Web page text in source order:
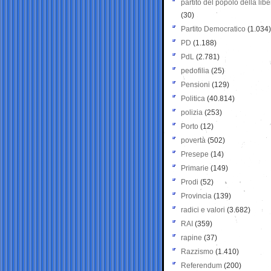
partito del popolo della
(30)
Partito Democratico (1.034)
PD (1.188)
PdL (2.781)
pedofilia (25)
Pensioni (129)
Politica (40.814)
polizia (253)
Porto (12)
povertà (502)
Presepe (14)
Primarie (149)
Prodi (52)
Provincia (139)
radici e valori (3.682)
RAI (359)
rapine (37)
Razzismo (1.410)
Referendum (200)